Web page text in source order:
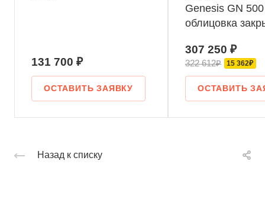
131 700 ₽
ОСТАВИТЬ ЗАЯВКУ
Genesis GN 500
облицовка
шлифовка
307 250 ₽
322 612₽ 15 362₽
ОСТАВИТЬ
Назад к списку